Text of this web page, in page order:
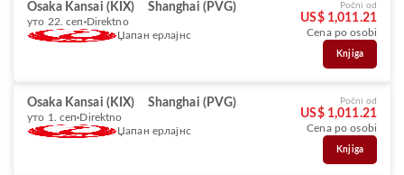
Osaka Kansai (KIX) Shanghai (PVG)
уто 22. сеп Direktno
Џапан ерлајнс
Počni od
US$ 1,011.21
Cena po osobi
Knjiga
Osaka Kansai (KIX) Shanghai (PVG)
уто 1. сеп Direktno
Џапан ерлајнс
Počni od
US$ 1,011.21
Cena po osobi
Knjiga